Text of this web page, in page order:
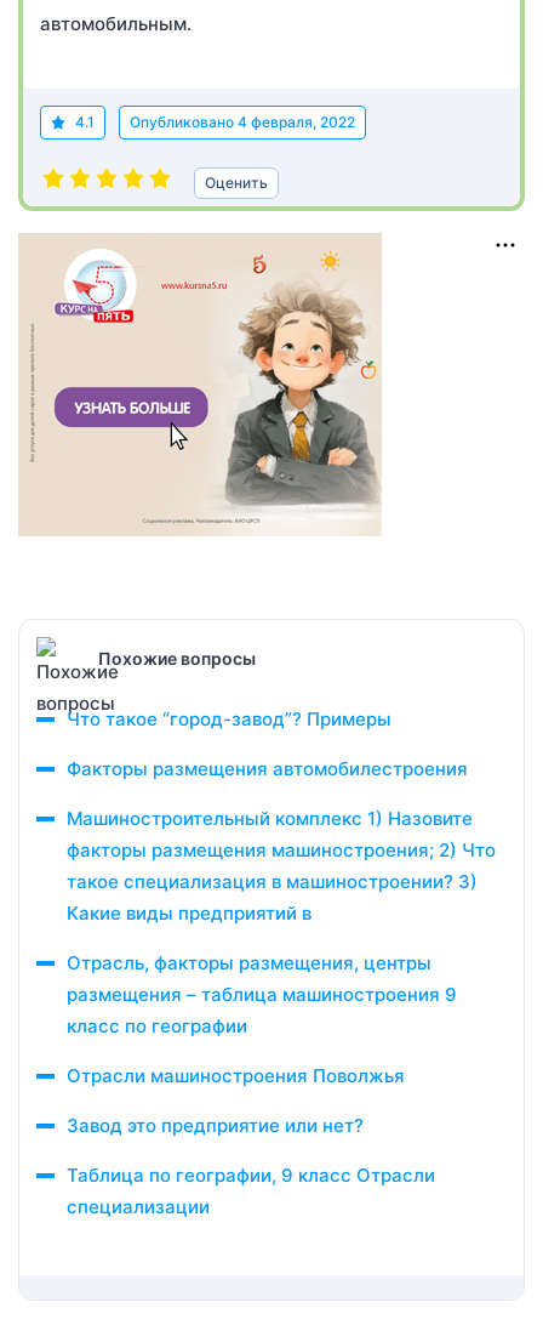
автомобильным.
4.1 Опубликовано 4 февраля, 2022
Оценить
Похожие вопросы
Что такое “город-завод”? Примеры
Факторы размещения автомобилестроения
Машиностроительный комплекс 1) Назовите
факторы размещения машиностроения; 2) Что
такое специализация в машиностроении? 3)
Какие виды предприятий в
Отрасль, факторы размещения, центры
размещения – таблица машиностроения 9
класс по географии
Отрасли машиностроения Поволжья
Завод это предприятие или нет?
Таблица по географии, 9 класс Отрасли
специализации